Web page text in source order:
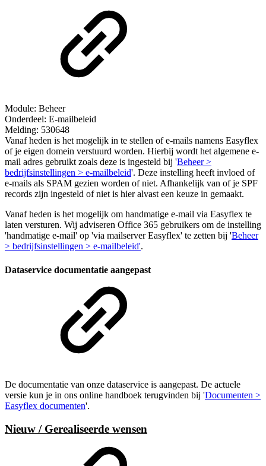
Module: Beheer
Onderdeel: E-mailbeleid
Melding: 530648
Vanaf heden is het mogelijk in te stellen of e-mails namens Easyflex
of je eigen domein verstuurd worden. Hierbij wordt het algemene e-
mail adres gebruikt zoals deze is ingesteld bij 'Beheer >
bedrijfsinstellingen > e-mailbeleid'. Deze instelling heeft invloed of
e-mails als SPAM gezien worden of niet. Afhankelijk van of je SPF
records zijn ingesteld of niet is hier alvast een keuze in gemaakt.
Vanaf heden is het mogelijk om handmatige e-mail via Easyflex te
laten versturen. Wij adviseren Office 365 gebruikers om de instelling
'handmatige e-mail' op 'via mailserver Easyflex' te zetten bij 'Beheer
> bedrijfsinstellingen > e-mailbeleid'.
Dataservice documentatie aangepast
De documentatie van onze dataservice is aangepast. De actuele
versie kun je in ons online handboek terugvinden bij 'Documenten >
Easyflex documenten'.
Nieuw / Gerealiseerde wensen